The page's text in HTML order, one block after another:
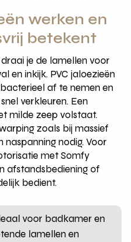
werken en
betekent
je de lamellen voor
en inkijk. PVC jaloezieën
af te nemen en
verkleuren. Een
milde zeep volstaat.
zoals bij massief
nodig. Voor
met Somfy
afstandsbediening of
bedient.
voor badkamer en
lamellen en